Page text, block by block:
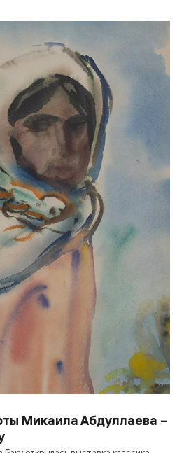
Микаила Абдуллаева –